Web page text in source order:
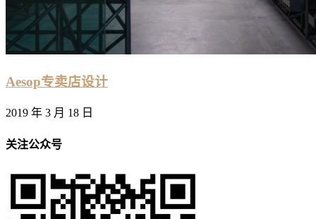
Aesop专卖店设计
2019 年 3 月 18 日
关注公众号